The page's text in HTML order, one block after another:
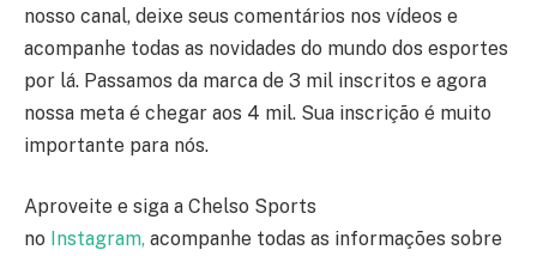
nosso canal, deixe seus comentários nos vídeos e
acompanhe todas as novidades do mundo dos esportes
por lá. Passamos da marca de 3 mil inscritos e agora
nossa meta é chegar aos 4 mil. Sua inscrição é muito
importante para nós.
Aproveite e siga a Chelso Sports
no Instagram, acompanhe todas as informações sobre